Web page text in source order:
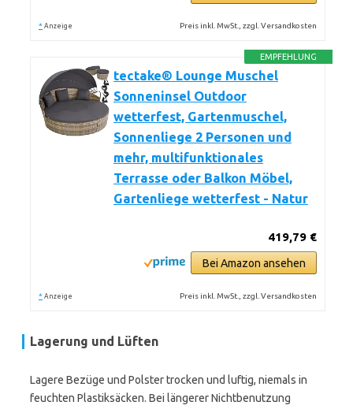
* Anzeige Preis inkl. MwSt., zzgl. Versandkosten
EMPFEHLUNG
tectake® Lounge Muschel
Sonneninsel Outdoor
wetterfest, Gartenmuschel,
Sonnenliege 2 Personen und
mehr, multifunktionales
Terrasse oder Balkon Möbel,
Gartenliege wetterfest - Natur
419,79 €
Bei Amazon ansehen
* Anzeige Preis inkl. MwSt., zzgl. Versandkosten
Lagerung und Lüften
Lagere Bezüge und Polster trocken und luftig, niemals in
feuchten Plastiksäcken. Bei längerer Nichtbenutzung